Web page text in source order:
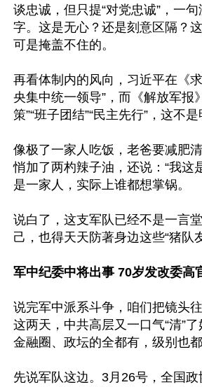
谈忠诚，但只提“对党忠诚”，一
字。这是无心？还是刻意区隔？
可是掩盖不住的。
再看体制内的风向，习近平在《
央集中统一领导”，而《解放军报
策”“班子团结”“民主先行”，这不
像极了一家人吃饭，老爸要减肥
悄加了两杓辣子油，还说：“我这
是一家人，实际上谁都想掌锅。
说白了，这支军队已经不是一言
己，也得天天防著身边这些“猪队
军中纪委中将出事 70岁发改委高
说完军中派系斗争，咱们把镜头
这两天，中共高层又一口气“清”了
金融圈、政坛的全都有，级别也都
先说军队这边。3月26号，全国